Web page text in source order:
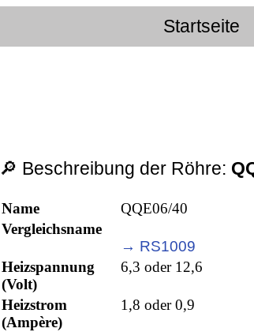
Startseite
🔎 Beschreibung der Röhre:
Name
QQE06/40
Vergleichsname
→ RS1009
Heizspannung
(Volt)
6,3 oder 12,6
Heizstrom
(Ampère)
1,8 oder 0,9